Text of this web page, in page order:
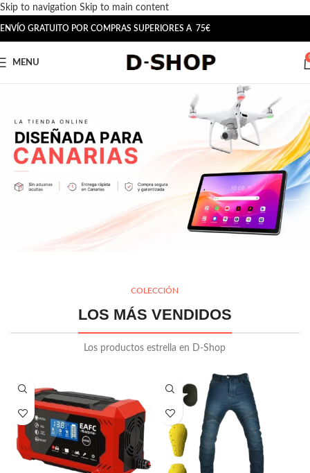
Skip to navigation Skip to main content
ENVÍO GRATUITO POR COMPRAS SUPERIORES A 75€
MENU
COLECCIÓN
LOS MÁS VENDIDOS
Los productos estrella en D-Shop